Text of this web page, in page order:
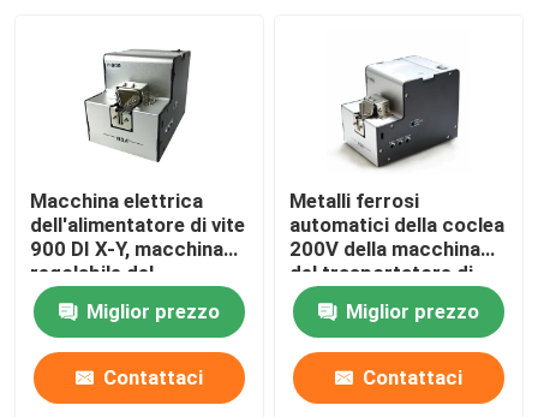
Macchina elettrica
dell'alimentatore di vite
900 DI X-Y, macchina
regolabile del
trasportatore di vite
Miglior prezzo
Contattaci
Metalli ferrosi
automatici della coclea
200V della macchina
del trasportatore di
vite
Miglior prezzo
Contattaci